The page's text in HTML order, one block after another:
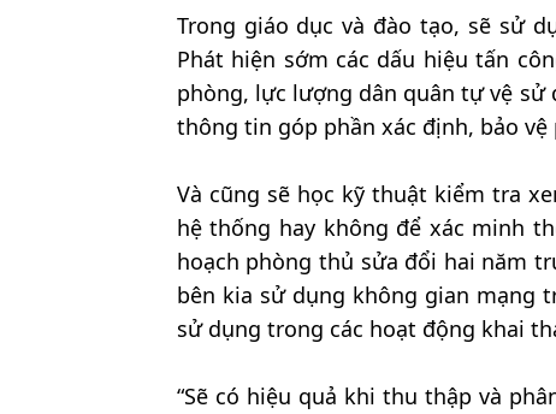
Trong giáo dục và đào tạo, sẽ sử
Phát hiện sớm các dấu hiệu tấn
phòng, lực lượng dân quân tự vệ
thông tin góp phần xác định, bảo
Và cũng sẽ học kỹ thuật kiểm tra
hệ thống hay không để xác minh
hoạch phòng thủ sửa đổi hai năm
bên kia sử dụng không gian mạng
sử dụng trong các hoạt động khai
“Sẽ có hiệu quả khi thu thập và